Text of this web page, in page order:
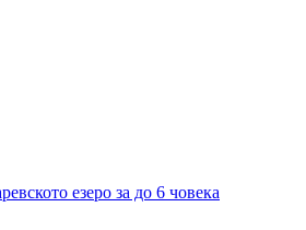
езеро за до 6 човека